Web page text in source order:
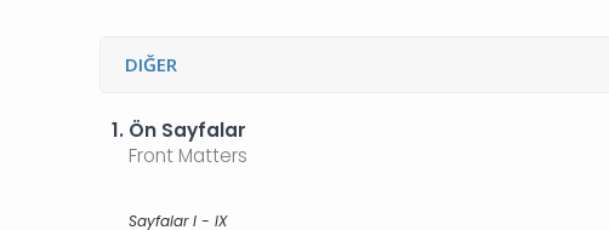
DIĞER
1. Ön Sayfalar
Front Matters
Sayfalar I - IX